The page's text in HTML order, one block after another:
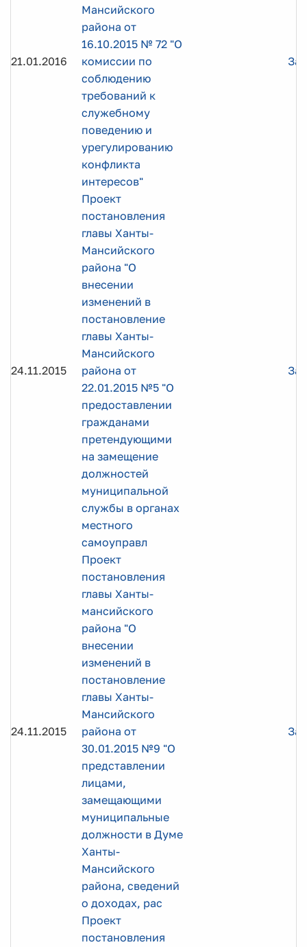
21.01.2016
Мансийского
района от
16.10.2015 № 72 "О
комиссии по
соблюдению
требований к
служебному
поведению и
урегулированию
конфликта
интересов"
24.11.2015
Проект
постановления
главы Ханты-
Мансийского
района "О
внесении
изменений в
постановление
главы Ханты-
Мансийского
района от
22.01.2015 №5 "О
предоставлении
гражданами
претендующими
на замещение
должностей
муниципальной
службы в органах
местного
самоуправл
24.11.2015
Проект
постановления
главы Ханты-
мансийского
района "О
внесении
изменений в
постановление
главы Ханты-
Мансийского
района от
30.01.2015 №9 "О
представлении
лицами,
замещающими
муниципальные
должности в Думе
Ханты-
Мансийского
района, сведений
о доходах, рас
Проект
постановления